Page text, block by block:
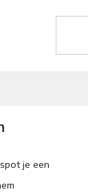
je een